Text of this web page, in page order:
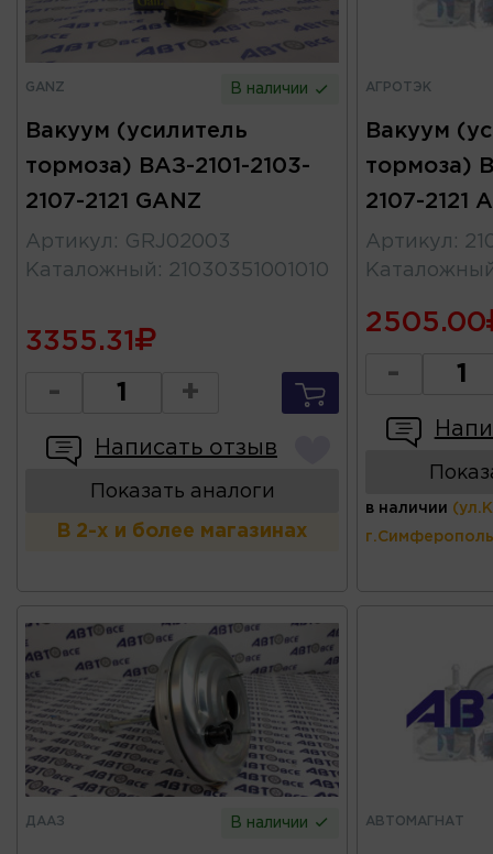
GANZ В наличии
Вакуум (усилитель
тормоза) ВАЗ-2101-2103-
2107-2121 GANZ
Артикул : GRJ02003
Каталожный : 21030351001010
3355.31
- +
Написать отзыв
Показать аналоги
В 2-х и более магазинах
АГРОТЭК
Вакуум
тормоза)
2107-2121
Артикул :
2505.00
-
в наличии
ДААЗ В наличии АВТОМАГНАТ